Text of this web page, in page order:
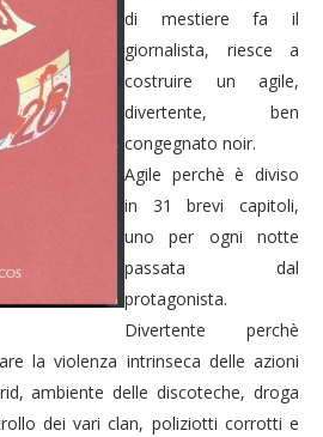
di mestiere fa il
giornalista, riesce a
costruire un agile,
divertente, ben
congegnato noir.
Agile perchè è diviso
in 31 brevi capitoli,
uno per ogni notte
passata dal
protagonista.
Divertente perchè
la violenza intrinseca delle azioni
ambiente delle discoteche, droga
dei vari clan, poliziotti corrotti e